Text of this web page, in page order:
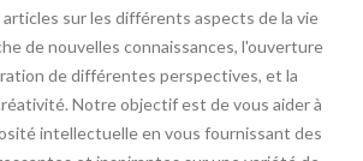
sur les différents aspects de la vie
de nouvelles connaissances, l'ouverture
de différentes perspectives, et la
Notre objectif est de vous aider à
intellectuelle en vous fournissant des